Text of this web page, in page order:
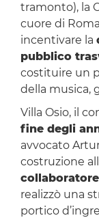
tramonto), la
cuore di
incentivare la
pubblico
costituire un
della musica,
Villa Osio, il
fine degli
avvocato
costruzione
realizzò una
portico